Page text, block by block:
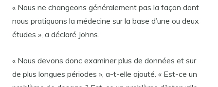
« Nous ne changeons généralement pas la façon dont
nous pratiquons la médecine sur la base d’une ou deux
études », a déclaré Johns.
« Nous devons donc examiner plus de données et sur
de plus longues périodes », a-t-elle ajouté. « Est-ce un